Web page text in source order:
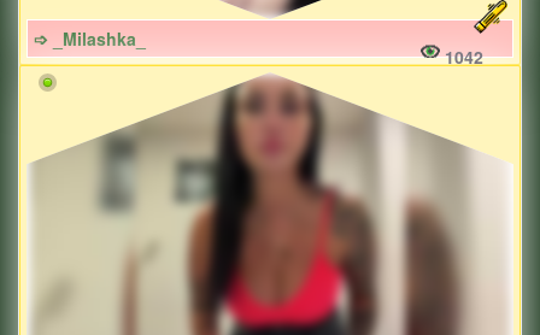
➩ _Milashka_
1042